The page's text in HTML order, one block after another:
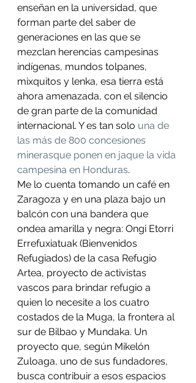
enseñan en la universidad, que
forman parte del saber de
generaciones en las que se
mezclan herencias campesinas
indígenas, mundos tolpanes,
mixquitos y lenka, esa tierra está
ahora amenazada, con el silencio
de gran parte de la comunidad
internacional. Y es tan solo una de
las más de 800 concesiones
minerasque ponen en jaque la vida
campesina en Honduras.
Me lo cuenta tomando un café en
Zaragoza y en una plaza bajo un
balcón con una bandera que
ondea amarilla y negra: Ongi Etorri
Errefuxiatuak (Bienvenidos
Refugiados) de la casa Refugio
Artea, proyecto de activistas
vascos para brindar refugio a
quien lo necesite a los cuatro
costados de la Muga, la frontera al
sur de Bilbao y Mundaka. Un
proyecto que, según Mikelón
Zuloaga, uno de sus fundadores,
busca contribuir a esos espacios